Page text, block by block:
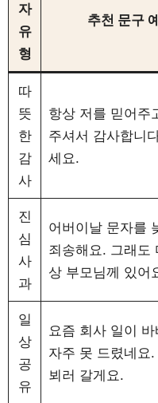
자
유
형
추천 문구
따
뜻
한
감
사
항상 저를 믿어주
주셔서 감사합니
세요.
진
심
사
과
어버이날 문자를
죄송해요. 그래도
상 부모님께 있어
일
상
공
유
요즘 회사 일이
자주 못 드렸네요.
뵈러 갈게요.